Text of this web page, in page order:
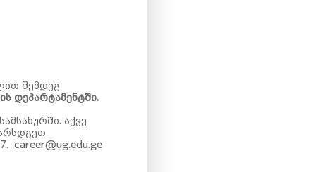
შემდეგ
დეპარტამენტში.
აქვე
career@ug.edu.ge